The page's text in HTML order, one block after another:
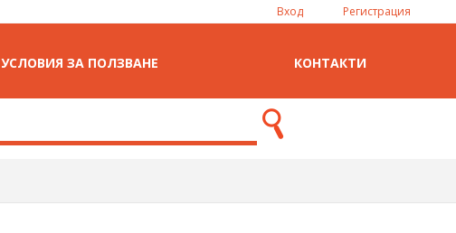
Вход Регистрация
УСЛОВИЯ ЗА ПОЛЗВАНЕ КОНТАКТИ